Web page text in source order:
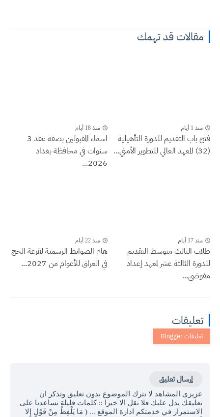
مقالات قد تهمك
منذ 1 أيام
فتح باب التقديم للدورة التأهيلية
(32) المعهد العالي للتطوير الأمني...
منذ 18 أيام
اسماء المقبولين بصفة عقد 3
سنوات في محافظة بغداد
2026...
منذ 17 أيام
طلاب الثالث متوسط التقديم
للدورة الثالثة عشر لمعهد إعداد
مفوضي...
منذ 22 أيام
هام الضوابط الرسمية لقرعة الحج
في العراق للأعوام من 2027...
تعليقات
إرسال تعليق
عزيزي المشاهد لا تترك الموضوع بدون تعليق وتذكر ان
تعليقك يدل عليك فلا تقل الا خيرا :: كلمات قليلة تساعدنا على
الاستمرار في خدمتكم ادارة الموقع ... ( مَا يَلْفِظُ مِنْ قَوْلٍ إِلا